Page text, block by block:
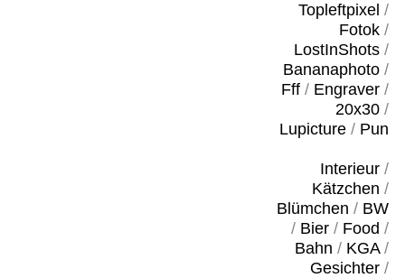
Topleftpixel /
Fotok/
LostInShots/
Bananaphoto/
Fff/ Engraver/
20x30/
Lupicture/ Pun
Interieur/
Kätzchen /
Blümchen / BW
/ Bier/ Food /
Bahn / KGA/
Gesichter/